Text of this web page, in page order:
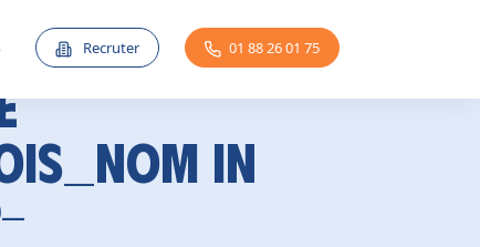
Recruter 01 88 26 01 75
in